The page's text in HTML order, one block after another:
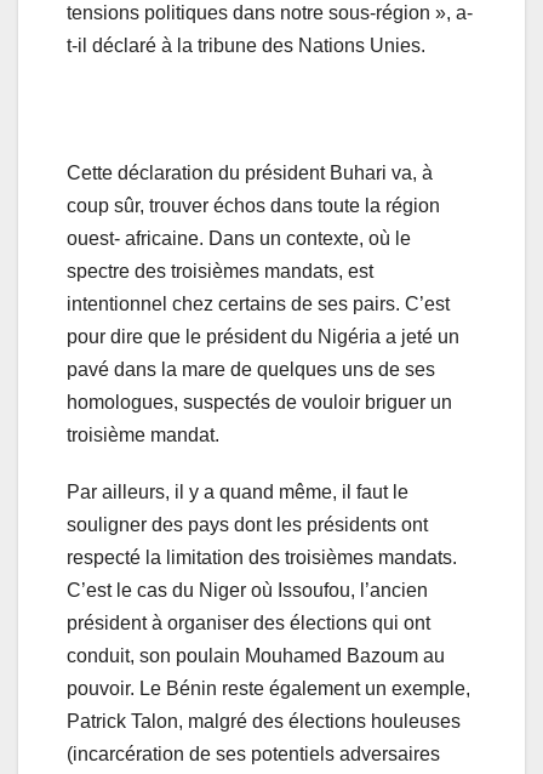
tensions politiques dans notre sous-région », a-
t-il déclaré à la tribune des Nations Unies.
Cette déclaration du président Buhari va, à
coup sûr, trouver échos dans toute la région
ouest- africaine. Dans un contexte, où le
spectre des troisièmes mandats, est
intentionnel chez certains de ses pairs. C’est
pour dire que le président du Nigéria a jeté un
pavé dans la mare de quelques uns de ses
homologues, suspectés de vouloir briguer un
troisième mandat.
Par ailleurs, il y a quand même, il faut le
souligner des pays dont les présidents ont
respecté la limitation des troisièmes mandats.
C’est le cas du Niger où Issoufou, l’ancien
président à organiser des élections qui ont
conduit, son poulain Mouhamed Bazoum au
pouvoir. Le Bénin reste également un exemple,
Patrick Talon, malgré des élections houleuses
(incarcération de ses potentiels adversaires